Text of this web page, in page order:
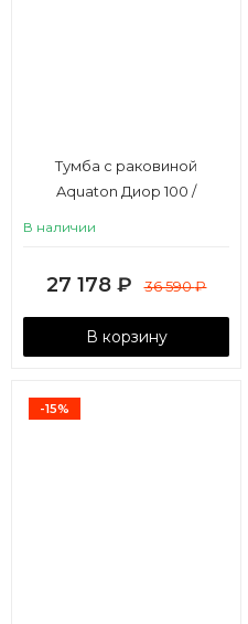
Тумба с раковиной
Aquaton Диор 100 /
В наличии
27 178 ₽ 36 590₽
В корзину
-15%